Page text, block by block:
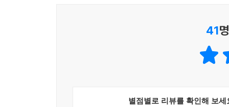
우리의 몸과 마음을 관통하고 지나간 날실과 씨실
41
별점별로 리뷰를 확인해 보세